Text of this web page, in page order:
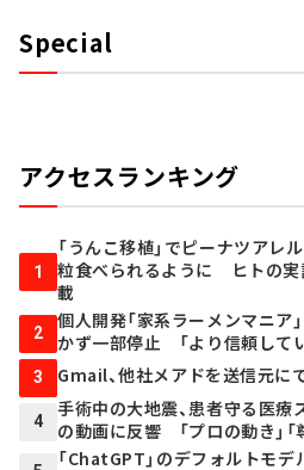
Special
アクセスランキング
1
「うんこ移植」でピーナツアレ
粒食べられるように ヒトの
載
2
個人開発「家系ラーメンマニ
かず一部停止 「より信頼して
3 Gmail、他社メアドを送信元に
4
手術中の大地震、患者守る医
の動画に反響 「プロの動き」「
「ChatGPT」のデフォルトモデ